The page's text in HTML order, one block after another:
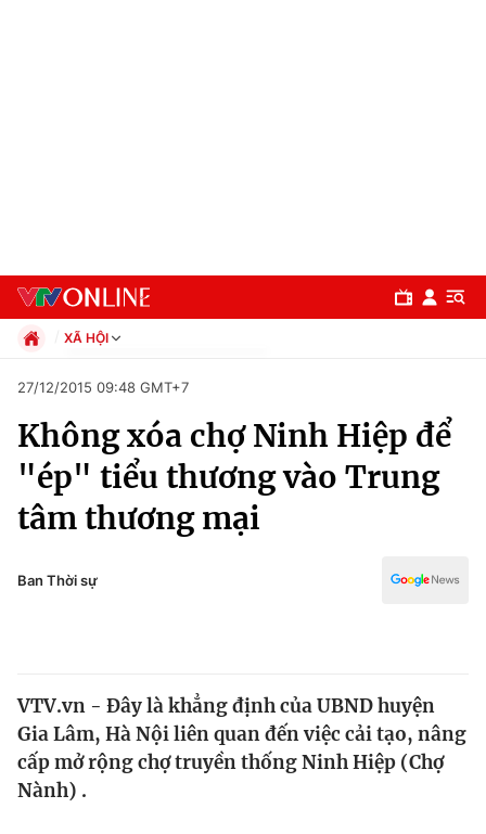
Chuyên mục
Chính trị
Thế giới
Tin tức
Kinh tế
XÃ HỘI
Xã hội
Pháp luật
Kinh tế
Thể thao
Truyền hình
Văn hóa - Giải trí
Đời sống
27/12/2015 09:48 GMT+7
Không xóa chợ Ninh Hiệp để
"ép" tiểu thương vào Trung
tâm thương mại
Ban Thời sự
VTV.vn - Đây là khẳng định của UBND huyện
Gia Lâm, Hà Nội liên quan đến việc cải tạo, nâng
cấp mở rộng chợ truyền thống Ninh Hiệp (Chợ
Nành) .